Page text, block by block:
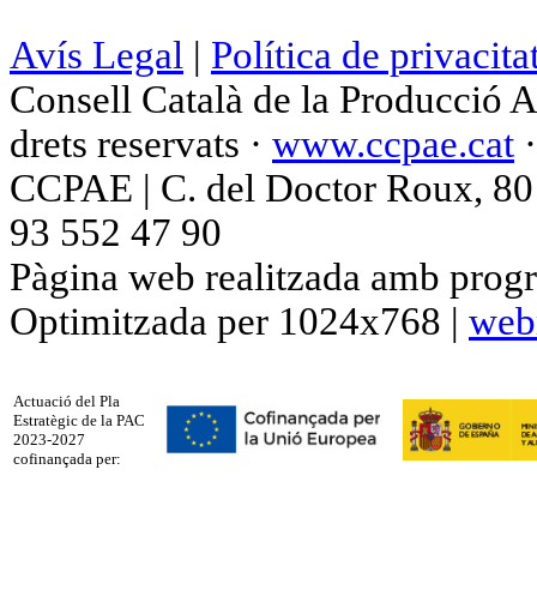
Avís Legal | Política de
Consell Català de la Producció
drets reservats · www.ccpae.cat
CCPAE | C. del Doctor Roux,
93 552 47 90
Pàgina web realitzada amb
Optimitzada per 1024x768 |
Actuació del Pla
Estratègic de la PAC
2023-2027
cofinançada per: